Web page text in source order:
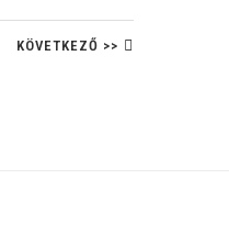
KÖVETKEZŐ >>